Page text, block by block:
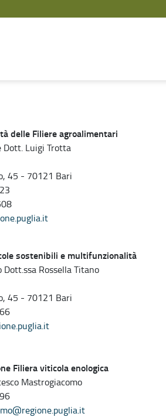
delle Filiere agroalimentari
Dott. Luigi Trotta
45 - 70121 Bari
sostenibili e multifunzionalità
Rossella Titano
45 - 70121 Bari
Filiera viticola enologica
Mastrogiacomo